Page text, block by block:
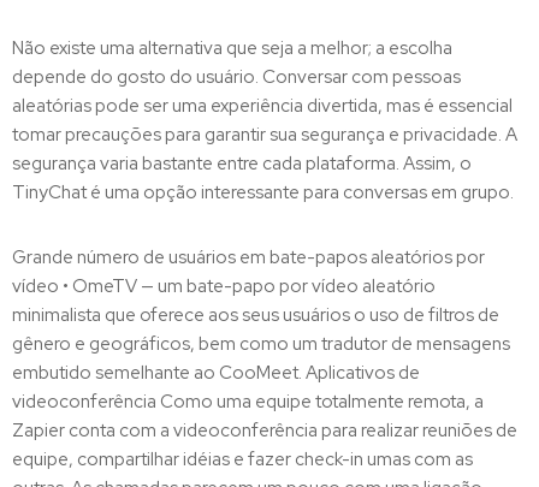
Não existe uma alternativa que seja a melhor; a escolha
depende do gosto do usuário. Conversar com pessoas
aleatórias pode ser uma experiência divertida, mas é essencial
tomar precauções para garantir sua segurança e privacidade. A
segurança varia bastante entre cada plataforma. Assim, o
TinyChat é uma opção interessante para conversas em grupo.
Grande número de usuários em bate-papos aleatórios por
vídeo • OmeTV — um bate-papo por vídeo aleatório
minimalista que oferece aos seus usuários o uso de filtros de
gênero e geográficos, bem como um tradutor de mensagens
embutido semelhante ao CooMeet. Aplicativos de
videoconferência Como uma equipe totalmente remota, a
Zapier conta com a videoconferência para realizar reuniões de
equipe, compartilhar idéias e fazer check-in umas com as